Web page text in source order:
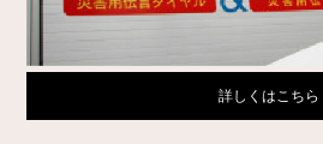
詳しくはこちら